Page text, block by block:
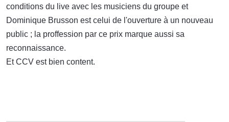
conditions du live avec les musiciens du groupe et
Dominique Brusson est celui de l'ouverture à un nouveau
public ; la proffession par ce prix marque aussi sa
reconnaissance.
Et CCV est bien content.